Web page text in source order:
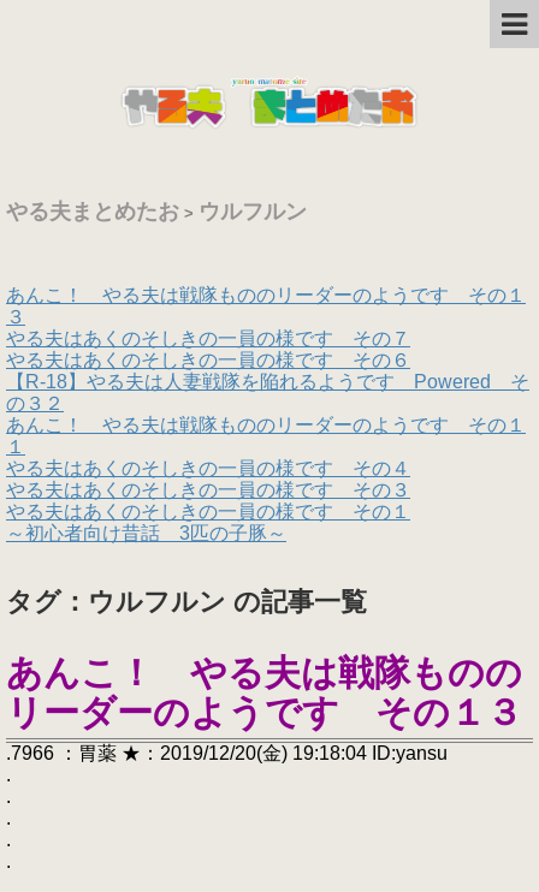
やる夫まとめたお > ウルフルン
あんこ！ やる夫は戦隊もののリーダーのようです その１
３
やる夫はあくのそしきの一員の様です その７
やる夫はあくのそしきの一員の様です その６
【R-18】やる夫は人妻戦隊を陥れるようです Powered そ
の３２
あんこ！ やる夫は戦隊もののリーダーのようです その１
１
やる夫はあくのそしきの一員の様です その４
やる夫はあくのそしきの一員の様です その３
やる夫はあくのそしきの一員の様です その１
～初心者向け昔話 3匹の子豚～
タグ：ウルフルン の記事一覧
あんこ！ やる夫は戦隊ものの
リーダーのようです その１３
.7966 ：胃薬 ★：2019/12/20(金) 19:18:04 ID:yansu
.
.
.
.
.